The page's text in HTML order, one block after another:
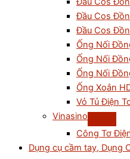
Đầu Cos
Đầu Cos
Ống Nối
Ống Nối
Ống Nối
Ống Xoắn
Vỏ Tủ Điện
Vinasino
Công Tơ
Dụng cụ cầm tay, Dụng